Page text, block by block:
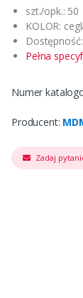
szt./opk.: 50
KOLOR:
Pełna
Numer
Producent:
Zadaj